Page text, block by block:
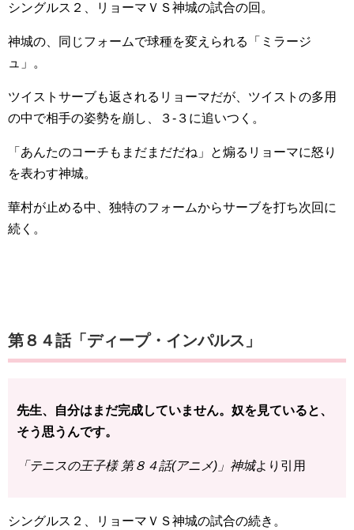
シングルス２、リョーマＶＳ神城の試合の回。
神城の、同じフォームで球種を変えられる「ミラージ
ュ」。
ツイストサーブも返されるリョーマだが、ツイストの多用
の中で相手の姿勢を崩し、３-３に追いつく。
「あんたのコーチもまだまだだね」と煽るリョーマに怒り
を表わす神城。
華村が止める中、独特のフォームからサーブを打ち次回に
続く。
第８４話「ディープ・インパルス」
先生、自分はまだ完成していません。奴を見ていると、
そう思うんです。
「テニスの王子様 第８４話(アニメ)」神城より引用
シングルス２、リョーマＶＳ神城の試合の続き。